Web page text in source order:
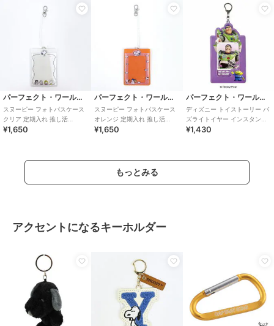
パーフェクト・ワールド・トーキョー
スヌーピー フォトパスケース
クリア 定期入れ 推し活
SNOOPY
¥1,650
パーフェクト・ワールド・トーキョー
スヌーピー フォトパスケース
オレンジ 定期入れ 推し活
SNOOPY
¥1,650
パーフェクト・ワールド・トーキョー
ディズニー トイストーリー バ
ズライトイヤー インスタント
フォトキーホルダー 推し活
¥1,430
もっとみる
アクセントになるキーホルダー